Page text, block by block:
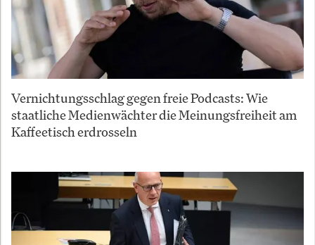
Vernichtungsschlag gegen freie Podcasts: Wie
staatliche Medienwächter die Meinungsfreiheit am
Kaffeetisch erdrosseln